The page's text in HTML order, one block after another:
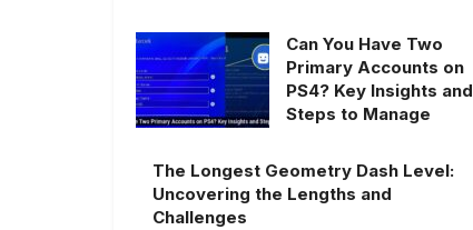
Can You Have Two
Primary Accounts on
PS4? Key Insights and
Steps to Manage
The Longest Geometry Dash Level:
Uncovering the Lengths and
Challenges